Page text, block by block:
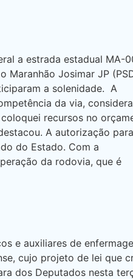
a estrada estadual MA-
Maranhão Josimar JP
a solenidade. A
da via,
recursos no
A autorização
do Estado. Com a
da rodovia, que é
e auxiliares de
cujo projeto de lei que
dos Deputados nesta